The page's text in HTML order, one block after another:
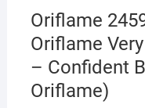
Oriflame
Oriflame
– Confident
Oriflame)